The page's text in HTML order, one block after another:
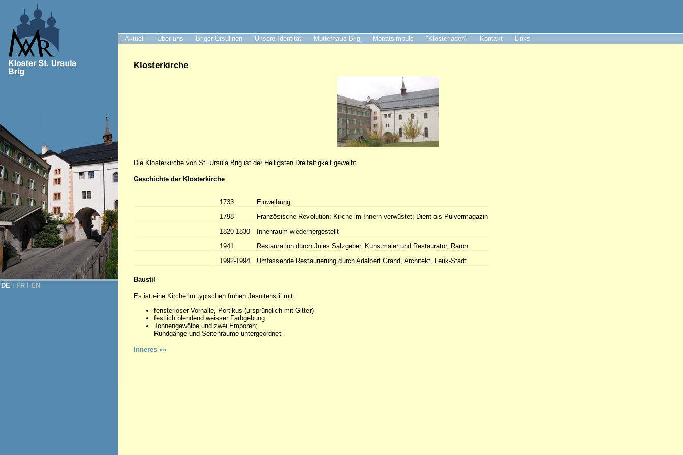
Aktuell Über uns Briger Ursulinen Unsere Identität Mutterhaus Brig Monatsimpuls "Klosterladen" Kontakt Links
DE FR EN
Klosterkirche
Die Klosterkirche von St. Ursula Brig ist der Heiligsten Dreifaltigkeit geweiht.
Geschichte der Klosterkirche
1733
Einweihung
1798
Französische Revolution: Kirche im Innern verwüstet; Dient als Pulvermagazin
1820-1830
Innenraum wiederhergestellt
1941
Restauration durch Jules Salzgeber, Kunstmaler und Restaurator, Raron
1992-1994
Umfassende Restaurierung durch Adalbert Grand, Architekt, Leuk-Stadt
Baustil
Es ist eine Kirche im typischen frühen Jesuitenstil mit:
fensterloser Vorhalle, Portikus (ursprünglich mit Gitter)
festlich blendend weisser Farbgebung
Tonnengewölbe und zwei Emporen;
Rundgänge und Seitenräume untergeordnet
Inneres »»